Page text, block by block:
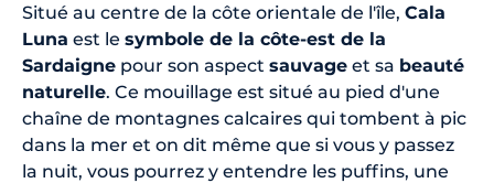
Situé au centre de la côte orientale de l'île, Cala
Luna est le symbole de la côte-est de la
Sardaigne pour son aspect sauvage et sa beauté
naturelle. Ce mouillage est situé au pied d'une
chaîne de montagnes calcaires qui tombent à pic
dans la mer et on dit même que si vous y passez
la nuit, vous pourrez y entendre les puffins, une